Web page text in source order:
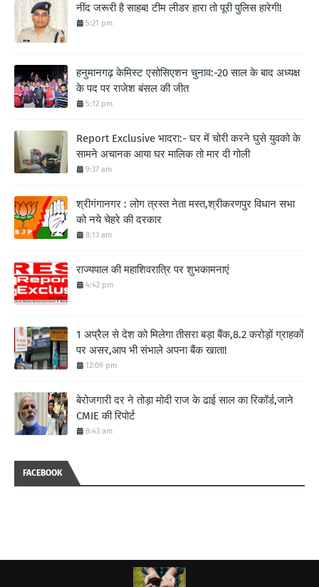
नींद जरूरी है साहब! टीम लीडर हारा तो पूरी पुलिस हारेगी!
5:21 pm
हनुमानगढ़ केमिस्ट एसोसिएशन चुनाव:-20 साल के बाद अध्यक्ष
के पद पर राजेश बंसल की जीत
5:12 pm
Report Exclusive भादरा:- घर में चोरी करने घुसे युवको के
सामने अचानक आया घर मालिक तो मार दी गोली
9:37 am
श्रीगंगानगर : लोग त्रस्त नेता मस्त,श्रीकरणपुर विधान सभा
को नये चेहरे की दरकार
8:13 am
राज्यपाल की महाशिवरात्रि पर शुभकामनाएं
4:42 pm
1 अप्रैल से देश को मिलेगा तीसरा बड़ा बैंक,8.2 करोड़ों ग्राहकों
पर असर,आप भी संभाले अपना बैंक खाता!
12:09 pm
बेरोजगारी दर ने तोड़ा मोदी राज के ढाई साल का रिकॉर्ड,जाने
CMIE की रिपोर्ट
8:43 am
FACEBOOK